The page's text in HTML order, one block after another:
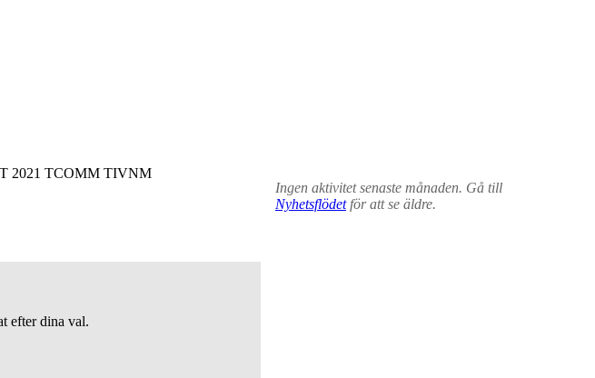
2021 TCOMM TIVNM
efter dina val.
Ingen aktivitet senaste månaden. Gå till
Nyhetsflödetför att se äldre.